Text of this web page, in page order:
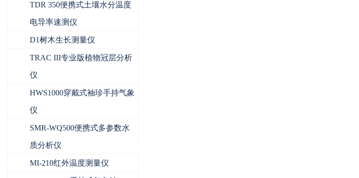
TDR 350便携式土壤水分温度
电导率速测仪
D1树木生长测量仪
TRAC III专业版植物冠层分析
仪
HWS1000穿戴式袖珍手持气象
仪
SMR-WQ500便携式多参数水
质分析仪
MI-210红外温度测量仪